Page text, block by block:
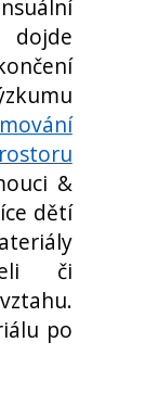
&
dětí
či
po